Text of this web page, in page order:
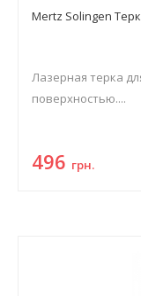
Mertz Solingen
Лазерная терка
поверхностью....
496 грн.